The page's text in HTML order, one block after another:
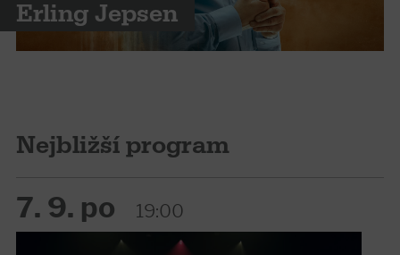
Erling Jepsen
Nejbližší program
7. 9. po 19:00